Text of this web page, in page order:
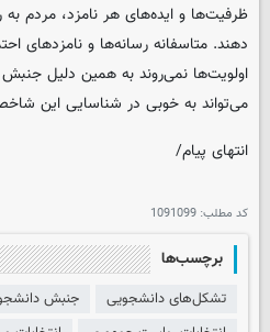
ظرفیت‌ها و ایده‌های هر نامزد، مردم
دهند. متاسفانه رسانه‌ها و
اولویت‌ها نمی‌روند به همین دلیل
می‌تواند به خوبی در شناسایی این
انتهای پیام/
کد مطلب: 1091099
برچسب‌ها
تشکل‌های دانشجویی
جنبش